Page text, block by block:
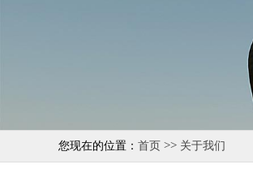
您现在的位置： 首页 >> 关于我们